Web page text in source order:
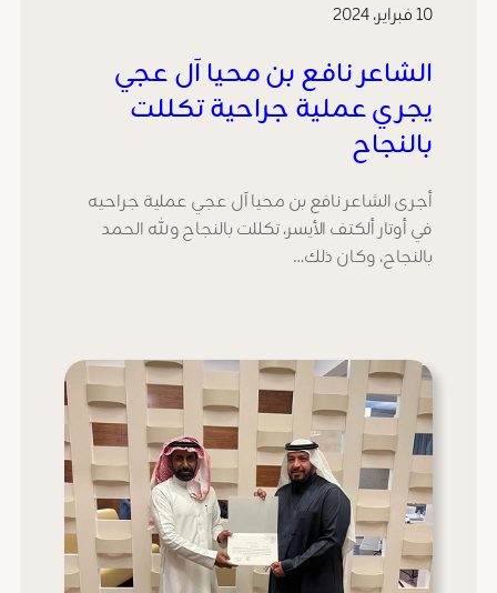
10 فبراير، 2024
الشاعر نافع بن محيا آل عجي
يجري عملية جراحية تكللت
بالنجاح
أجرى الشاعر نافع بن محيا آل عجي عملية جراحيه
في أوتار ألكتف الأيسر، تكللت بالنجاح ولله الحمد
بالنجاح، وكان ذلك…